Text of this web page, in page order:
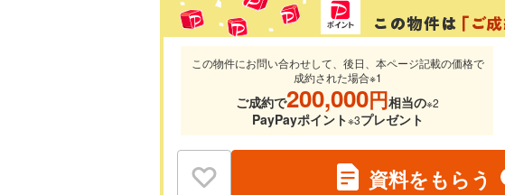
この物件にお問い合わせして、後日、本ページ記載の価格で
成約された場合※1
ご成約で200,000円相当の※2
PayPayポイント※3プレゼント
資料をもらう